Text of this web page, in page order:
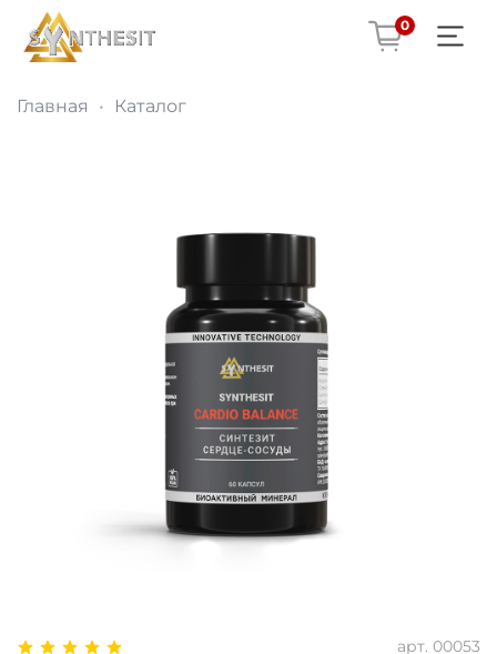
0
Главная Каталог
арт. 00053